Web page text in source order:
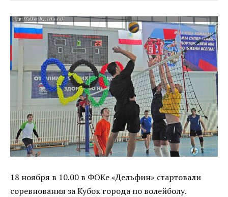
18 ноября в 10.00 в ФОКе «Дельфин» стартовали
соревнования за Кубок города по волейболу.